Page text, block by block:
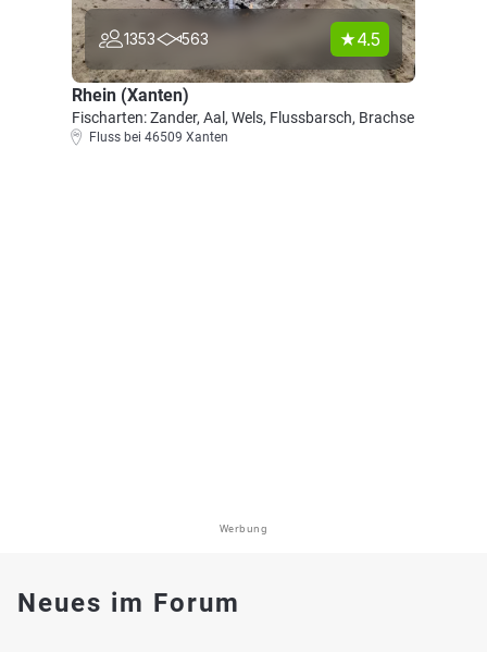
1353 563 4.5
Rhein (Xanten)
Fischarten: Zander, Aal, Wels, Flussbarsch, Brachse
Fluss bei 46509 Xanten
Werbung
Neues im Forum